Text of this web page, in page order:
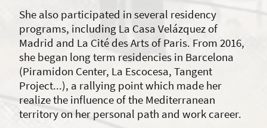
She also participated in several residency
programs, including La Casa Velázquez of
Madrid and La Cité des Arts of Paris. From 2016,
she began long term residencies in Barcelona
(Piramidon Center, La Escocesa, Tangent
Project...), a rallying point which made her
realize the influence of the Mediterranean
territory on her personal path and work career.